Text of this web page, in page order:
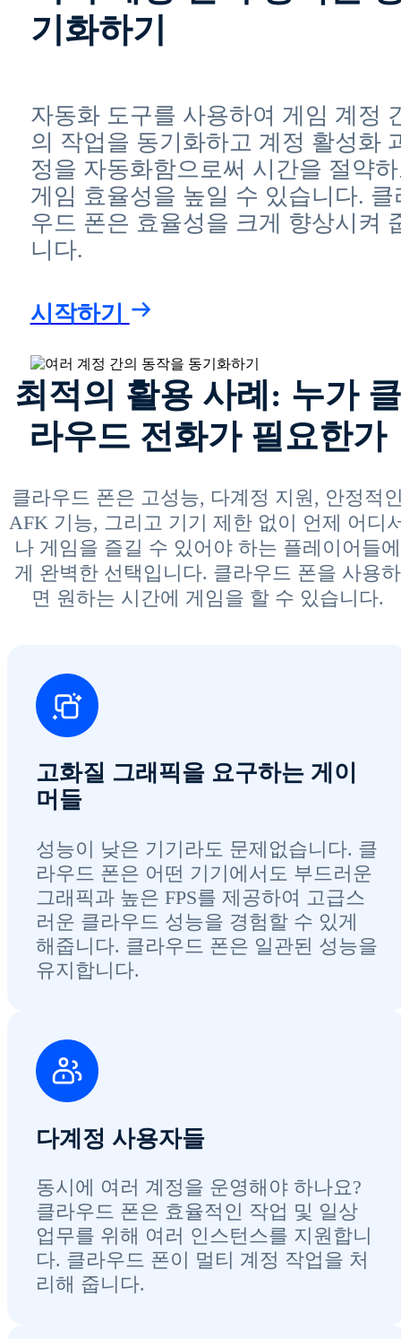
기화하기
자동화 도구를 사용하여 게임 계정
의 작업을 동기화하고 계정 활성화
정을 자동화함으로써 시간을 절약
게임 효율성을 높일 수 있습니다. 클
우드 폰은 효율성을 크게 향상시켜
니다.
시작하기
최적의 활용 사례: 누가 클
라우드 전화가 필요한가
클라우드 폰은 고성능, 다계정 지원, 안정적
AFK 기능, 그리고 기기 제한 없이 언제 어디
나 게임을 즐길 수 있어야 하는 플레이어들에
게 완벽한 선택입니다. 클라우드 폰을 사용하
면 원하는 시간에 게임을 할 수 있습니다.
고화질 그래픽을 요구하는 게이
머들
성능이 낮은 기기라도 문제없습니다. 클
라우드 폰은 어떤 기기에서도 부드러운
그래픽과 높은 FPS를 제공하여 고급스
러운 클라우드 성능을 경험할 수 있게
해줍니다. 클라우드 폰은 일관된 성능을
유지합니다.
다계정 사용자들
동시에 여러 계정을 운영해야 하나요?
클라우드 폰은 효율적인 작업 및 일상
업무를 위해 여러 인스턴스를 지원합니
다. 클라우드 폰이 멀티 계정 작업을 처
리해 줍니다.